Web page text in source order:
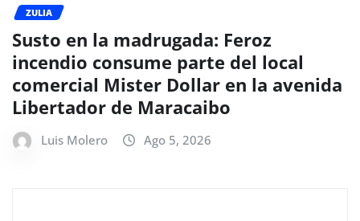
ZULIA
Susto en la madrugada: Feroz
incendio consume parte del local
comercial Mister Dollar en la avenida
Libertador de Maracaibo
Luis Molero Ago 5, 2026